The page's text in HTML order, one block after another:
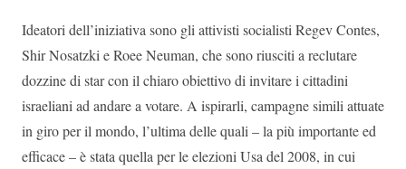
Ideatori dell’iniziativa sono gli attivisti socialisti Regev Contes,
Shir Nosatzki e Roee Neuman, che sono riusciti a reclutare
dozzine di star con il chiaro obiettivo di invitare i cittadini
israeliani ad andare a votare. A ispirarli, campagne simili attuate
in giro per il mondo, l’ultima delle quali – la più importante ed
efficace – è stata quella per le elezioni Usa del 2008, in cui